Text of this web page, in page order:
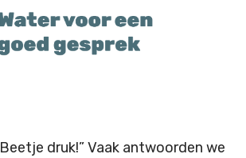
druk!” Vaak antwoorden we